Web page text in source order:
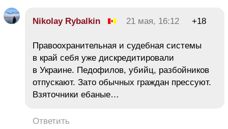
Nikolay Rybalkin 21 мая, 16:12 +18
Правоохранительная и судебная системы
в край себя уже дискредитировали
в Украине. Педофилов, убийц, разбойников
отпускают. Зато обычных граждан прессуют.
Взяточники ебаные…
Ответить